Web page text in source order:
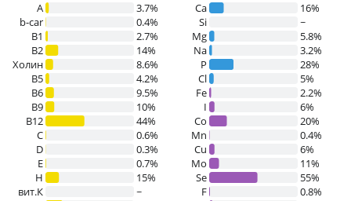
A
3.7%
b-car
0.4%
В1
2.7%
B2
14%
Холин
8.6%
B5
4.2%
B6
9.5%
B9
10%
B12
44%
C
0.6%
D
0.3%
E
0.7%
H
15%
вит.К
~
Ca
16%
Si
~
Mg
5.8%
Na
3.2%
P
28%
Cl
5%
Fe
2.2%
I
6%
Co
20%
Mn
0.4%
Cu
6%
Mo
11%
Se
55%
F
0.8%